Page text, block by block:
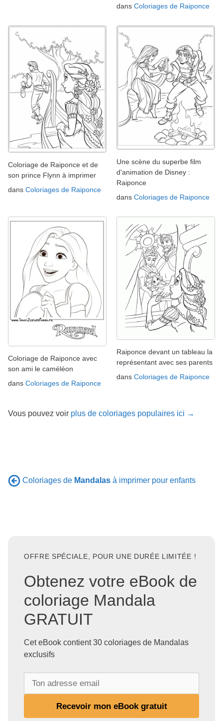
dans Coloriages de Raiponce
Coloriage de Raiponce et de
son prince Flynn à imprimer
dans Coloriages de Raiponce
Une scène du superbe film
d'animation de Disney :
Raiponce
dans Coloriages de Raiponce
Coloriage de Raiponce avec
son ami le caméléon
dans Coloriages de Raiponce
Raiponce devant un tableau la
représentant avec ses parents
dans Coloriages de Raiponce
Vous pouvez voir plus de coloriages populaires ici →
Coloriages de Mandalas à imprimer pour enfants
OFFRE SPÉCIALE, POUR UNE DURÉE LIMITÉE !
Obtenez votre eBook de
coloriage Mandala
GRATUIT
Cet eBook contient 30 coloriages de Mandalas
exclusifs
Recevoir mon eBook gratuit